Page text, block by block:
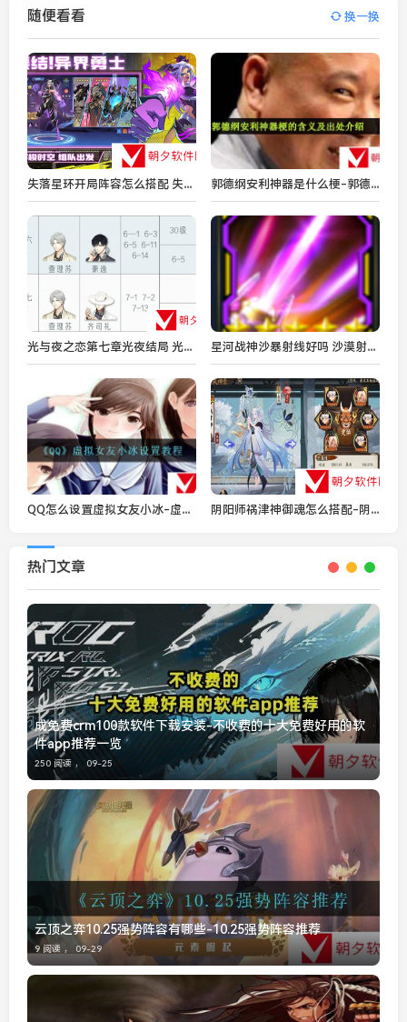
随便看看 换一换
失落星环开局阵容怎么搭配 失落星环开局阵容搭配攻略 郭德纲安利神器是什么梗-郭德纲安利神器梗的含义及出处介绍
光与夜之恋第七章光夜结局 光夜结局全剧情攻略 星河战神沙暴射线好吗 沙漠射线属性与获取方法详解
QQ怎么设置虚拟女友小冰-虚拟女友小冰设置教程 阴阳师祸津神御魂怎么搭配-阴阳师祸津神御魂搭配分享
热门文章
成免费crm100款软件下载安装-不收费的十大免费好用的软
件app推荐一览
250 阅读 ， 09-25
云顶之弈10.25强势阵容有哪些-10.25强势阵容推荐
9 阅读 ， 09-29